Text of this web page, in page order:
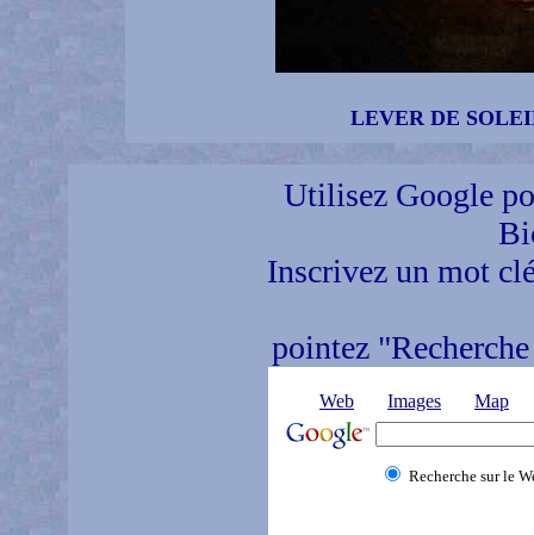
LEVER DE
Utilisez Google
Inscrivez un mot
pointez
Web Images Map
Recherche sur le